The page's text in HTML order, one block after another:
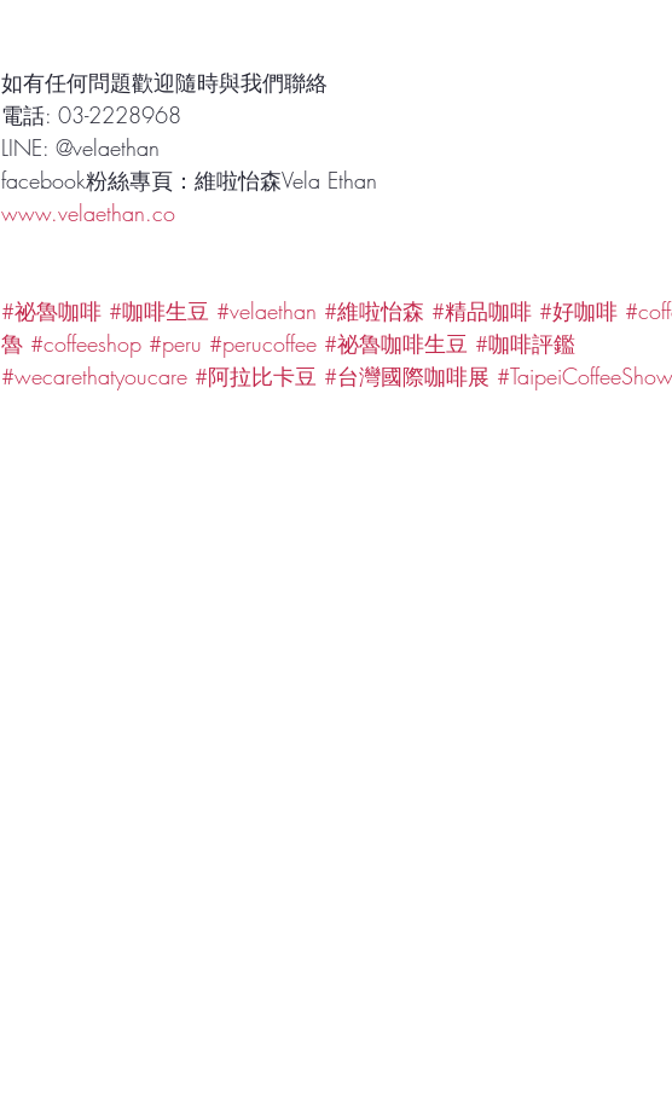
如有任何問題歡迎隨時與我們聯絡
電話: 03-2228968
LINE: @velaethan
facebook粉絲專頁：維啦怡森Vela Ethan
www.velaethan.co
#祕魯咖啡 #咖啡生豆 #velaethan #維啦怡森 #精品咖啡 #好咖啡
魯 #coffeeshop #peru #perucoffee #祕魯咖啡生豆 #咖啡評鑑
#wecarethatyoucare #阿拉比卡豆 #台灣國際咖啡展 #TaipeiCoffeeShow